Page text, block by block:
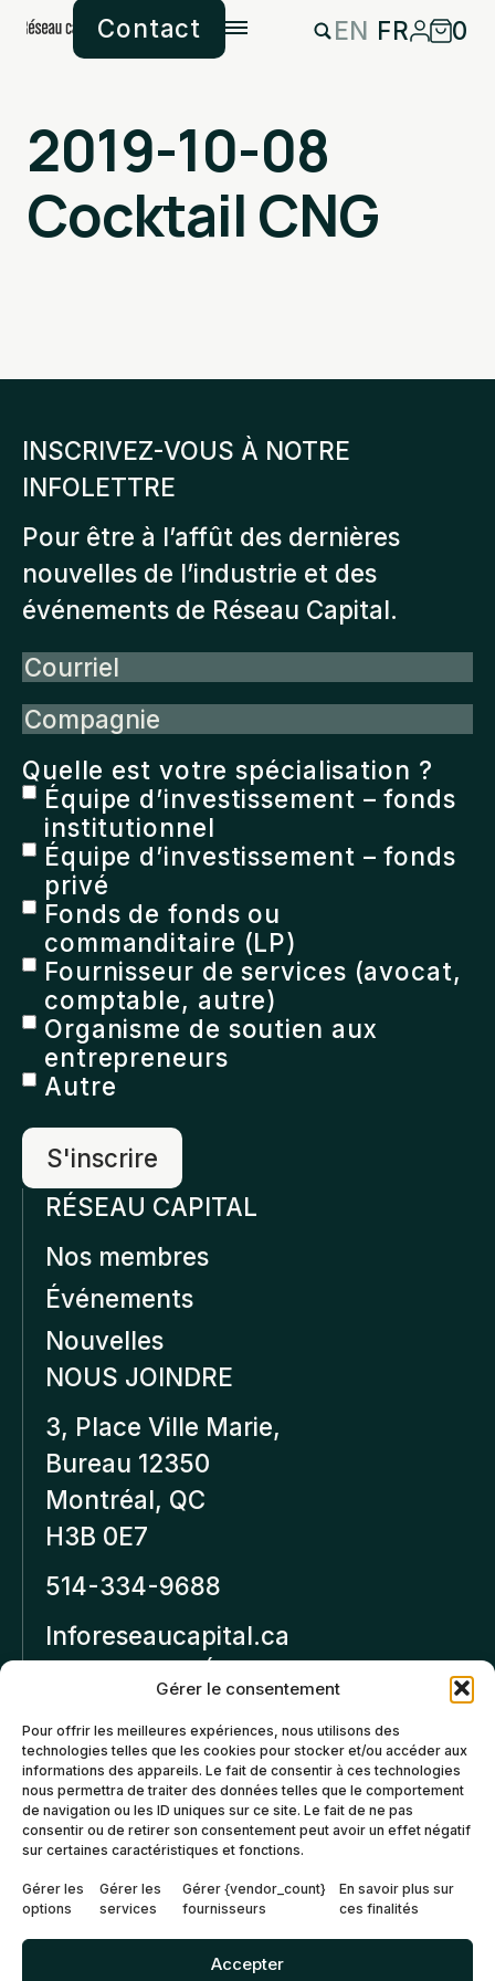
Gérer le consentement
Pour offrir les meilleures expériences, nous utilisons des
technologies telles que les cookies pour stocker et/ou accéder aux
informations des appareils. Le fait de consentir à ces technologies
nous permettra de traiter des données telles que le comportement
de navigation ou les ID uniques sur ce site. Le fait de ne pas
consentir ou de retirer son consentement peut avoir un effet négatif
sur certaines caractéristiques et fonctions.
Gérer les
options
Gérer les
services
Gérer {vendor_count}
fournisseurs
En savoir plus sur
ces finalités
Accepter
EN FR 0
Contact
2019-10-08
Cocktail CNG
INSCRIVEZ-VOUS À NOTRE
INFOLETTRE
Pour être à l’affût des dernières
nouvelles de l’industrie et des
événements de Réseau Capital.
Courriel
Compagnie
Quelle est votre spécialisation ?
Équipe d’investissement – fonds
institutionnel
Équipe d’investissement – fonds
privé
Fonds de fonds ou
commanditaire (LP)
Fournisseur de services (avocat,
comptable, autre)
Organisme de soutien aux
entrepreneurs
Autre
RÉSEAU CAPITAL
Nos membres
Événements
Nouvelles
NOUS JOINDRE
3, Place Ville Marie,
Bureau 12350
Montréal, QC
H3B 0E7
514-334-9688
Inforeseaucapital.ca
Politique de
confidentialité
Politiques d’annulation et
de remboursement
Politique de cookies (CA)